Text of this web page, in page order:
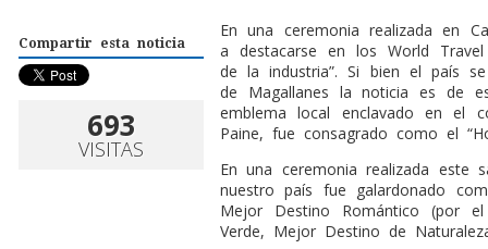
Compartir esta noticia
693
VISITAS
En una ceremonia realizada en
a destacarse en los World Travel
de la industria”. Si bien el país
de Magallanes la noticia es de
emblema local enclavado en el
Paine, fue consagrado como el
En una ceremonia realizada este
nuestro país fue galardonado
Mejor Destino Romántico (por
Verde, Mejor Destino de